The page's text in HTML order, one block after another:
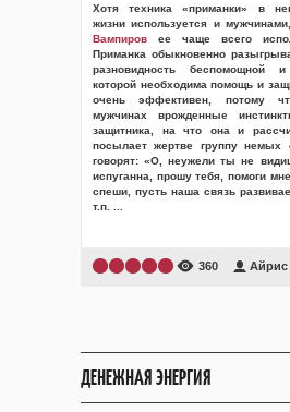
Хотя техника «приманки» в
жизни используется и
Вампиров ее чаще всего
Приманка обыкновенно
разновидность беспомощной
которой необходима помощь и
очень эффективен, потому
мужчинах врожденные
защитника, на что она и
посылает жертве группу немых
говорят: «О, неужели ты не
испуганна, прошу тебя, помоги
спеши, пусть наша связь
т.п.
360 Айрис
ДЕНЕЖНАЯ ЭНЕРГИЯ